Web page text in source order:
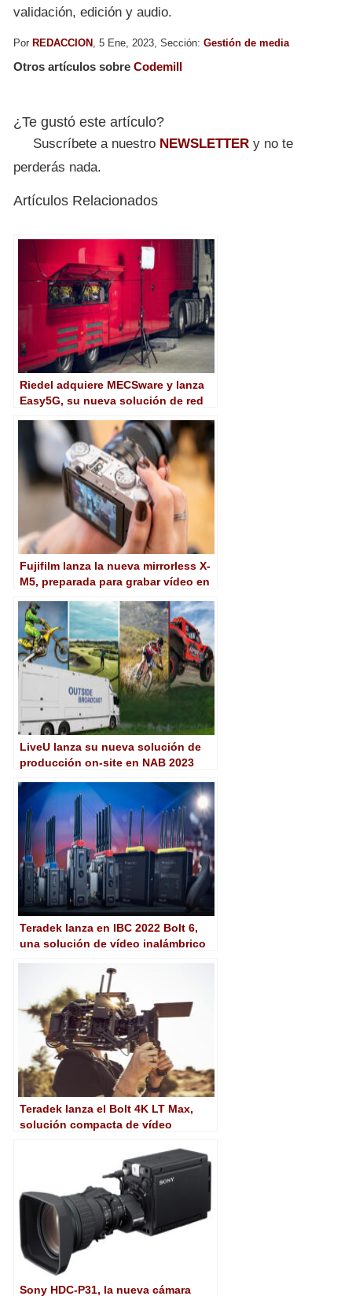
validación, edición y audio.
Por REDACCION , 5 Ene, 2023, Sección: Gestión de media
Otros artículos sobre Codemill
¿Te gustó este artículo?
Suscríbete a nuestro NEWSLETTER y no te
perderás nada.
Artículos Relacionados
Riedel adquiere MECSware y lanza
Easy5G, su nueva solución de red
Fujifilm lanza la nueva mirrorless X-
M5, preparada para grabar vídeo en
LiveU lanza su nueva solución de
producción on-site en NAB 2023
Teradek lanza en IBC 2022 Bolt 6,
una solución de vídeo inalámbrico
Teradek lanza el Bolt 4K LT Max,
solución compacta de vídeo
Sony HDC-P31, la nueva cámara